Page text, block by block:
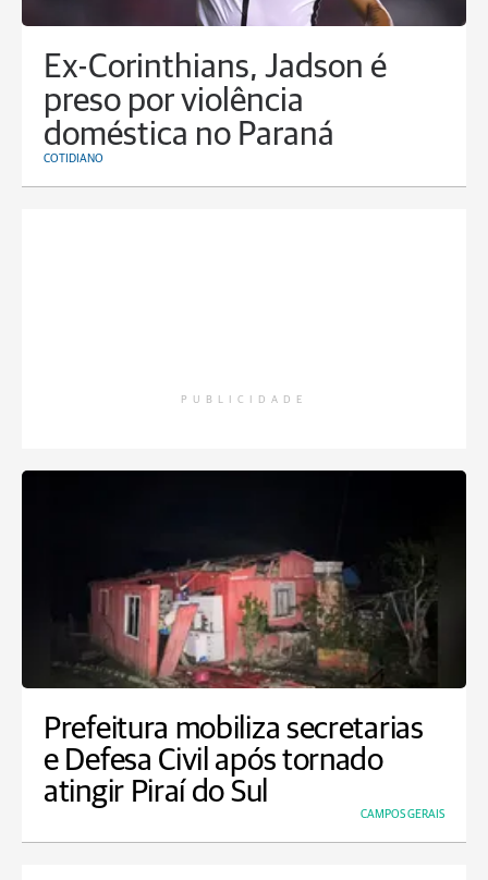
Ex-Corinthians, Jadson é
preso por violência
doméstica no Paraná
COTIDIANO
PUBLICIDADE
Prefeitura mobiliza secretarias
e Defesa Civil após tornado
atingir Piraí do Sul
CAMPOS GERAIS